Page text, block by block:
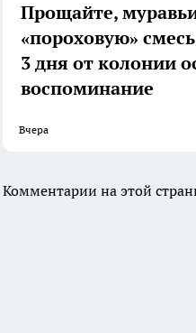
Прощайте,
«пороховую»
3 дня от колонии
воспоминание
Вчера
Комментарии на этой